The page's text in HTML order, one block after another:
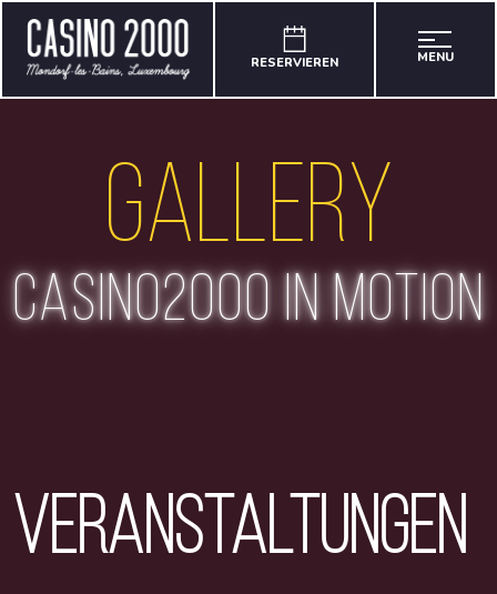
RESERVIEREN MENU
Gallery
casino2000 in motion
Veranstaltungen